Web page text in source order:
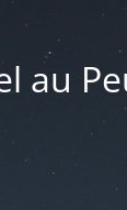
au